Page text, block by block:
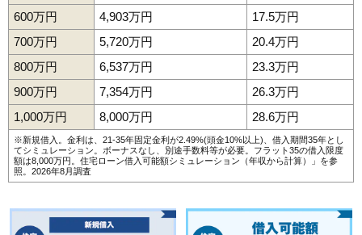
600万円
4,903万円
17.5万円
700万円
5,720万円
20.4万円
800万円
6,537万円
23.3万円
900万円
7,354万円
26.3万円
1,000万円
8,000万円 28.6万円
※新規借入。金利は、21-35年固定金利が2.49%(頭金10%以上)、借入期間35年とし
てシミュレーション。ボーナスなし、別途手数料等が必要。フラット35の借入限度
額は8,000万円。 住宅ローン借入可能額シミュレーション（年収から計算）
」を参
照。2026年8月調査